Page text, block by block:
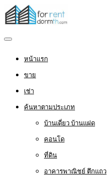
หน้าแรก
ขาย
เช่า
ค้นหาตามประเภท
บ้านเดี่ยว บ้านแฝด
คอนโด
ที่ดิน
อาคารพาณิชย์ ตึกแถว